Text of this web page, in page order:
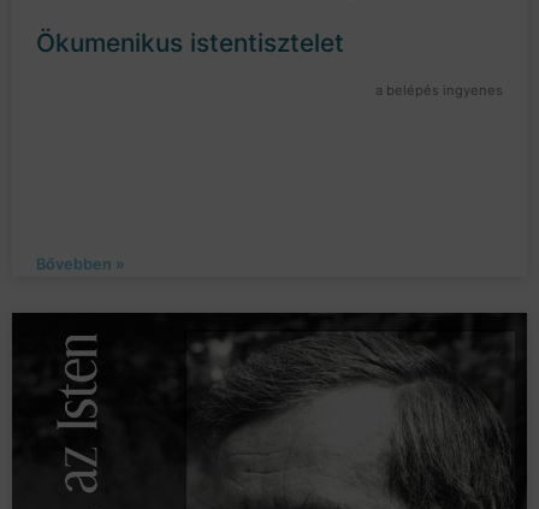
Ökumenikus istentisztelet
a belépés ingyenes
Bővebben »